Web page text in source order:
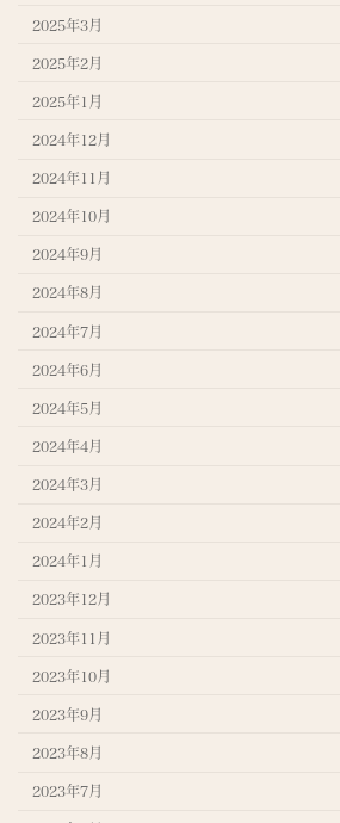
2025年3月
2025年2月
2025年1月
2024年12月
2024年11月
2024年10月
2024年9月
2024年8月
2024年7月
2024年6月
2024年5月
2024年4月
2024年3月
2024年2月
2024年1月
2023年12月
2023年11月
2023年10月
2023年9月
2023年8月
2023年7月